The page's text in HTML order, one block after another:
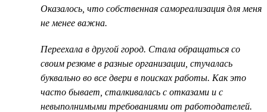
Оказалось, что собственная самореализация для меня
не менее важна.
Переехала в другой город. Стала обращаться со
своим резюме в разные организации, стучалась
буквально во все двери в поисках работы. Как это
часто бывает, сталкивалась с отказами и с
невыполнимыми требованиями от работодателей.